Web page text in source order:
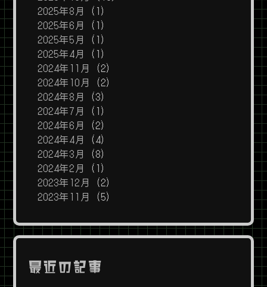
2025年8月
(1)
2025年6月
(1)
2025年5月
(1)
2025年4月
(1)
2024年11月
(2)
2024年10月
(2)
2024年8月
(3)
2024年7月
(1)
2024年6月
(2)
2024年4月
(4)
2024年3月
(8)
2024年2月
(1)
2023年12月
(2)
2023年11月
(5)
最近の記事